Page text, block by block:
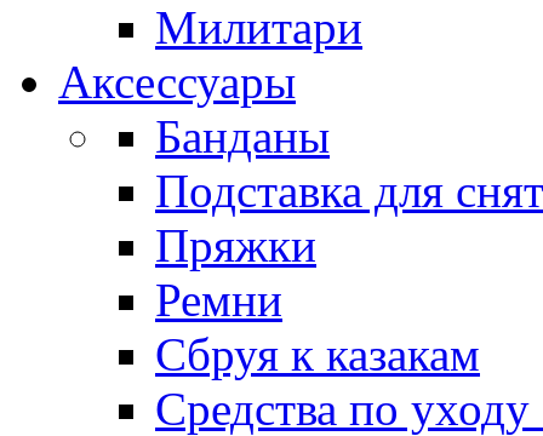
Милитари
Аксессуары
Банданы
Подставка для
Пряжки
Ремни
Сбруя к казакам
Средства по